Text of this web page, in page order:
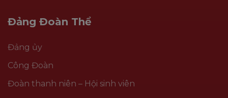
Đảng Đoàn Thể
Đảng ủy
Công Đoàn
Đoàn thanh niên – Hội sinh viên